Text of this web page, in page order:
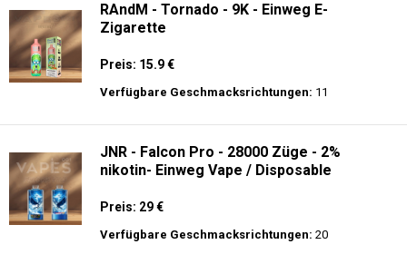
RAndM - Tornado - 9K - Einweg E-
Zigarette
Preis: 15.9 €
Verfügbare Geschmacksrichtungen: 11
JNR - Falcon Pro - 28000 Züge - 2%
nikotin- Einweg Vape / Disposable
Preis: 29 €
Verfügbare Geschmacksrichtungen: 20